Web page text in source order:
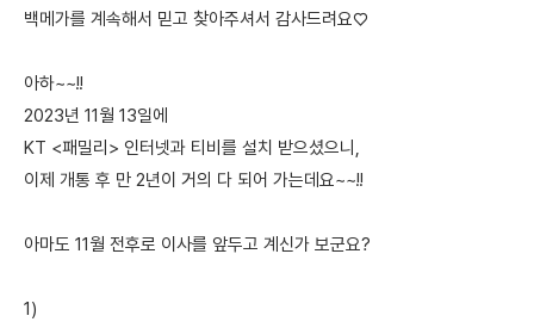
백메가를 계속해서 믿고 찾아주셔서 감사드려요♡
아하~~!!
2023년 11월 13일에
KT <패밀리> 인터넷과 티비를 설치 받으셨으니,
이제 개통 후 만 2년이 거의 다 되어 가는데요~~!!
아마도 11월 전후로 이사를 앞두고 계신가 보군요?
1)